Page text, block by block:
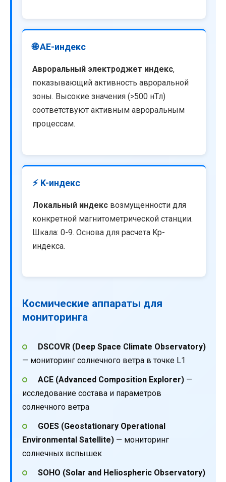
🌐 AE-индекс
Авроральный электроджет индекс,
показывающий активность авроральной
зоны. Высокие значения (>500 нТл)
соответствуют активным авроральным
процессам.
⚡ K-индекс
Локальный индекс возмущенности для
конкретной магнитометрической станции.
Шкала: 0-9. Основа для расчета Kp-
индекса.
Космические аппараты для
мониторинга
DSCOVR (Deep Space Climate Observatory)
— мониторинг солнечного ветра в точке L1
ACE (Advanced Composition Explorer)—
исследование состава и параметров
солнечного ветра
GOES (Geostationary Operational
Environmental Satellite) — мониторинг
солнечных вспышек
SOHO (Solar and Heliospheric Observatory)